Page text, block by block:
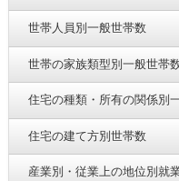
世帯人員別一般世帯数
世帯の家族類型別一般世帯
住宅の種類・所有の関係別
住宅の建て方別世帯数
産業別・従業上の地位別就